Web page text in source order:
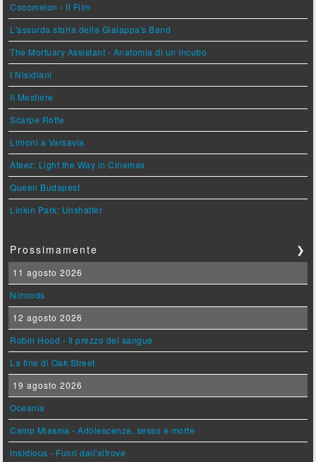
Cocomelon - Il Film
L'assurda storia della Gialappa's Band
The Mortuary Assistant - Anatomia di un Incubo
I Nisidiani
Il Mestiere
Scarpe Rotte
Limoni a Varsavia
Ateez: Light the Way in Cinemas
Queen Budapest
Linkin Park: Unshatter
Prossimamente ❯
11 agosto 2026
Nimrods
12 agosto 2026
Robin Hood - Il prezzo del sangue
La fine di Oak Street
19 agosto 2026
Oceania
Camp Miasma - Adolescenza, sesso e morte
Insidious - Fuori dall'altrove